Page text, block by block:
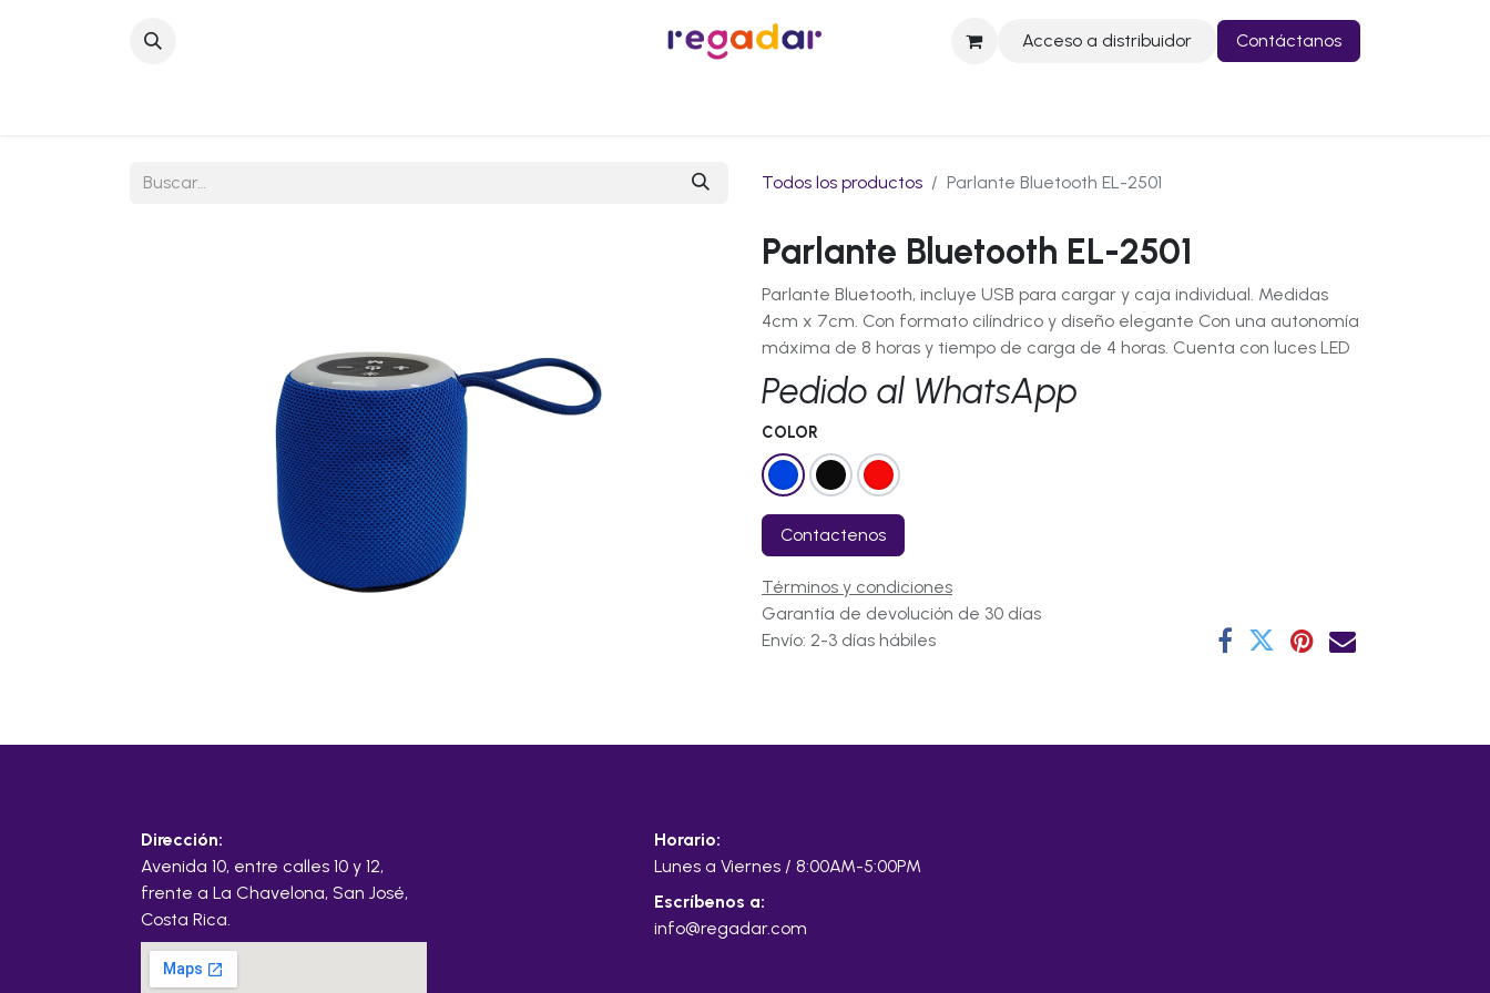
Acceso a distribuidor Contáctanos
Todos los productos Parlante Bluetooth EL-2501
Parlante Bluetooth EL-2501
Parlante Bluetooth, incluye USB para cargar y caja individual. Medidas
4cm x 7cm. Con formato cilíndrico y diseño elegante Con una autonomía
máxima de 8 horas y tiempo de carga de 4 horas. Cuenta con luces LED
Pedido al WhatsApp
COLOR
Contactenos
Términos y condiciones
Garantía de devolución de 30 días
Envío: 2-3 días hábiles
Dirección:
Avenida 10, entre calles 10 y 12,
frente a La Chavelona, San José,
Costa Rica.
Horario:
Lunes a Viernes / 8:00AM-5:00PM
Escríbenos a:
info@regadar.com